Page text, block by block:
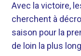
Avec la victoire,
cherchent à
saison pour la
de loin la plus